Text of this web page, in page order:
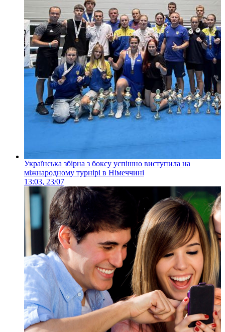
Українська збірна з боксу успішно виступила на
міжнародному турнірі в Німеччині
13:03, 23/07